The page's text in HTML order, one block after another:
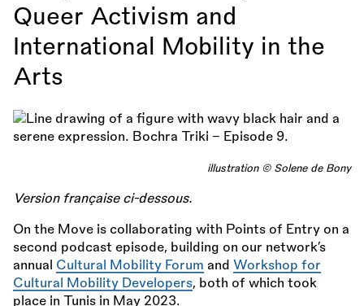
Queer Activism and
International Mobility in the
Arts
illustration © Solene de Bony
Version française ci-dessous.
On the Move is collaborating with Points of Entry on a
second podcast episode, building on our network’s
annual Cultural Mobility Forum and Workshop for
Cultural Mobility Developers, both of which took
place in Tunis in May 2023.